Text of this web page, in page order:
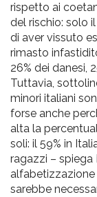
rispetto ai
del rischio: solo
di aver vissuto
rimasto
26% dei danesi,
Tuttavia,
minori italiani
forse anche
alta la
soli: il 59% in
ragazzi – spiega
alfabetizzazione
sarebbe